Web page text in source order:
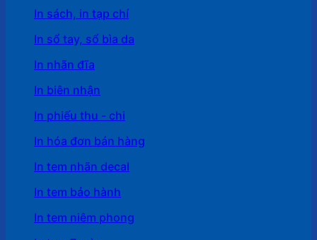
In sách, in tạp chí
In sổ tay, sổ bìa da
In nhãn đĩa
In biên nhận
In phiếu thu - chi
In hóa đơn bán hàng
In tem nhãn decal
In tem bảo hành
In tem niêm phong